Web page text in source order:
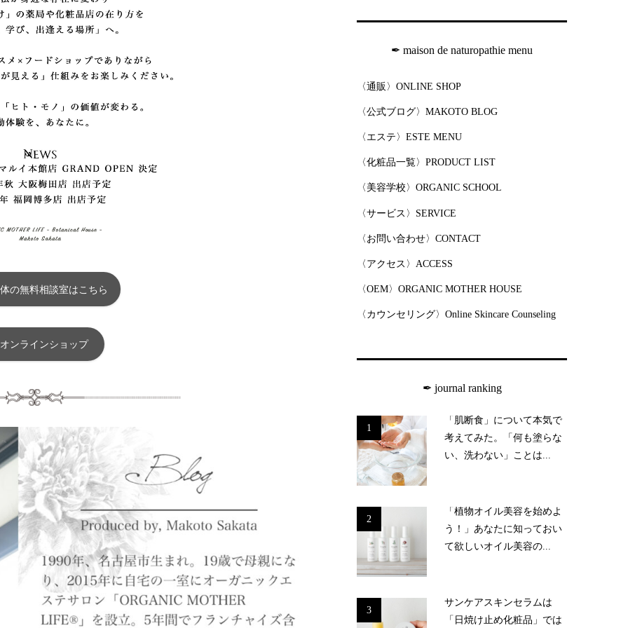
の無料相談室はこちら
ンラインショップ
✒︎ maison de naturopathie menu
〈通販〉ONLINE SHOP
〈公式ブログ〉MAKOTO BLOG
〈エステ〉ESTE MENU
〈化粧品一覧〉PRODUCT LIST
〈美容学校〉ORGANIC SCHOOL
〈サービス〉SERVICE
〈お問い合わせ〉CONTACT
〈アクセス〉ACCESS
〈OEM〉ORGANIC MOTHER HOUSE
〈カウンセリング〉Online Skincare Counseling
✒︎ journal ranking
1
「肌断食」について本気で
考えてみた。「何も塗らな
い、洗わない」ことは...
2
「植物オイル美容を始めよ
う！」あなたに知っておい
て欲しいオイル美容の...
3
サンケアスキンセラムは
「日焼け止め化粧品」では